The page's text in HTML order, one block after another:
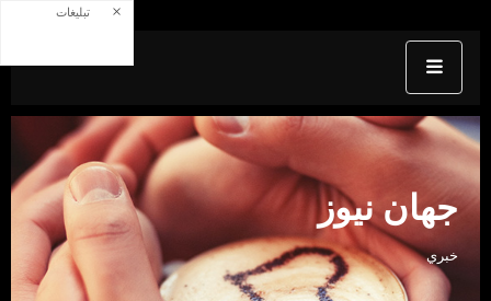
جهان نيوز
خبري
تبلیغات ×